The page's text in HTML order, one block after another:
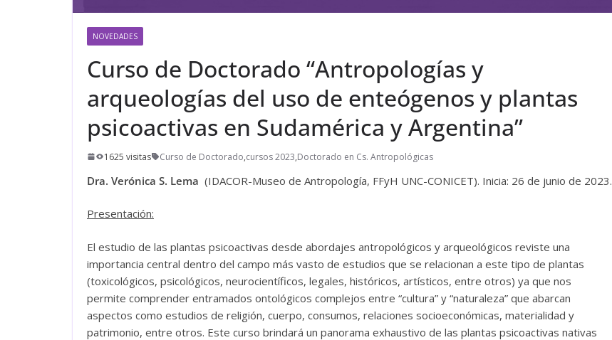
NOVEDADES
Curso de Doctorado “Antropologías y
arqueologías del uso de enteógenos y plantas
psicoactivas en Sudamérica y Argentina”
1625 visitas Curso de Doctorado,cursos 2023,Doctorado en Cs. Antropológicas
Dra. Verónica S. Lema (IDACOR-Museo de Antropología, FFyH UNC-CONICET). Inicia: 26 de junio de 2023.
Presentación:
El estudio de las plantas psicoactivas desde abordajes antropológicos y arqueológicos reviste una
importancia central dentro del campo más vasto de estudios que se relacionan a este tipo de plantas
(toxicológicos, psicológicos, neurocientíficos, legales, históricos, artísticos, entre otros) ya que nos
permite comprender entramados ontológicos complejos entre “cultura” y “naturaleza” que abarcan
aspectos como estudios de religión, cuerpo, consumos, relaciones socioeconómicas, materialidad y
patrimonio, entre otros. Este curso brindará un panorama exhaustivo de las plantas psicoactivas nativas